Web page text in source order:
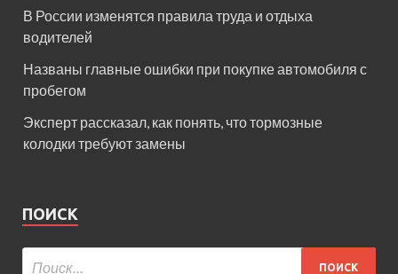
В России изменятся правила труда и отдыха
водителей
Названы главные ошибки при покупке автомобиля с
пробегом
Эксперт рассказал, как понять, что тормозные
колодки требуют замены
ПОИСК